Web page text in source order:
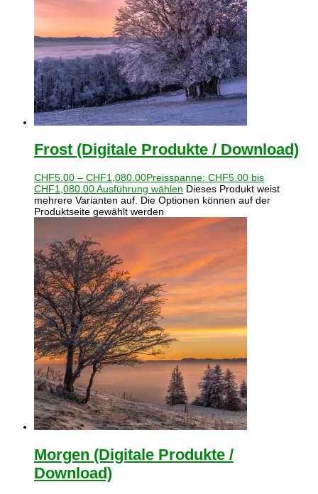
Frost (Digitale Produkte / Download)
CHF5.00 – CHF1,080.00Preisspanne: CHF5.00 bis
CHF1,080.00Ausführung wählen Dieses Produkt weist
mehrere Varianten auf. Die Optionen können auf der
Produktseite gewählt werden
Morgen (Digitale Produkte /
Download)